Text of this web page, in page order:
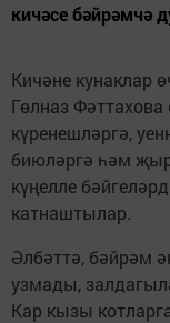
кичәсе бәйрәмчә
Кичәне кунаклар
Гөлназ
күренешләргә,
биюләргә һәм
күңелле
катнаштылар.
Әлбәттә, бәйрәм
узмады,
Кар кызы